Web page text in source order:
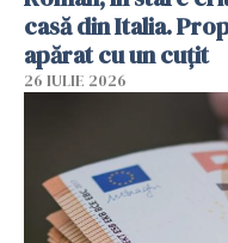
casă din Italia.
apărat cu un cuțit
26 IULIE 2026